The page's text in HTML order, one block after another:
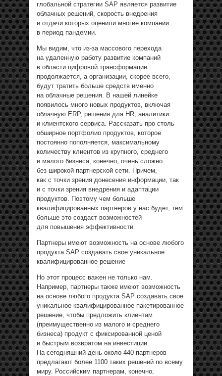
глобальной стратегии SAP является развитие
облачных решений, скорость внедрения
и отдачи которых оценили многие компании
в период пандемии.
Мы видим, что из-за массового перехода
на удаленную работу развитие компаний
в области цифровой трансформации
продолжается, а организации, скорее всего,
будут тратить больше средств именно
на облачные решения. В нашей линейке
появилось много новых продуктов, включая
облачную ERP, решения для HR, аналитики
и клиентского сервиса. Рассказать про столь
обширное портфолио продуктов, которое
постоянно пополняется, максимальному
количеству клиентов из крупного, среднего
и малого бизнеса, конечно, очень сложно
без широкой партнерской сети. Причем,
как с точки зрения донесения информации, так
и с точки зрения внедрения и адаптации
продуктов. Поэтому чем больше
квалифицированных партнеров у нас будет, тем
больше это создаст возможностей
для повышения эффективности.
Партнеры имеют возможность на основе любого
продукта SAP создавать свое уникальное
квалифицированное решение
Но этот процесс важен не только нам.
Например, партнеры также имеют возможность
на основе любого продукта SAP создавать свое
уникальное квалифицированное пакетированное
решение, чтобы предложить клиентам
(преимущественно из малого и среднего
бизнеса) продукт с фиксированной ценой
и быстрым возвратом на инвестиции.
На сегодняшний день около 440 партнеров
предлагают более 1100 таких решений по всему
миру. Российским партнерам, конечно,